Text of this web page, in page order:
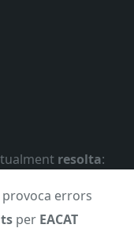
resolta:
provoca errors
per EACAT